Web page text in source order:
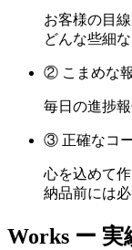
お客様の目
どんな些細
② こまめな
毎日の進捗
③ 正確なコ
心を込めて
納品前には
Works ー 実